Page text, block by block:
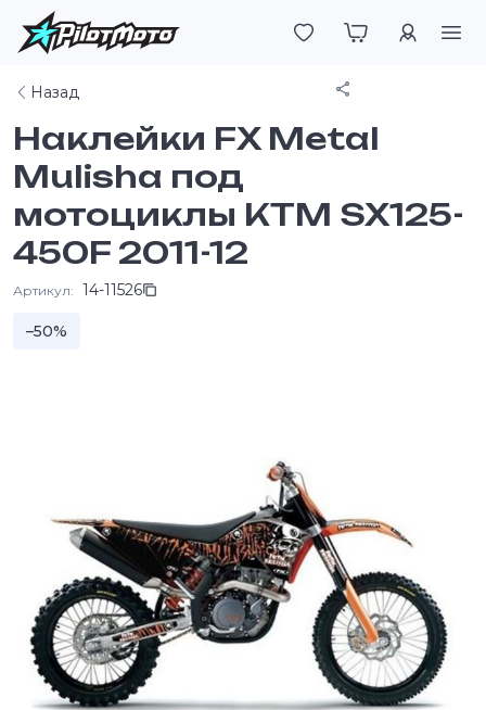
Войти
Назад
Наклейки FX Metal
Mulisha под
мотоциклы KTM SX125-
450F 2011-12
Артикул: 14-11526
–50%